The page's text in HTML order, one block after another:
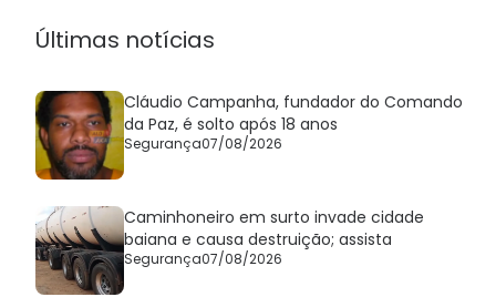
Últimas notícias
Cláudio Campanha, fundador do Comando
da Paz, é solto após 18 anos
Segurança07/08/2026
Caminhoneiro em surto invade cidade
baiana e causa destruição; assista
Segurança07/08/2026